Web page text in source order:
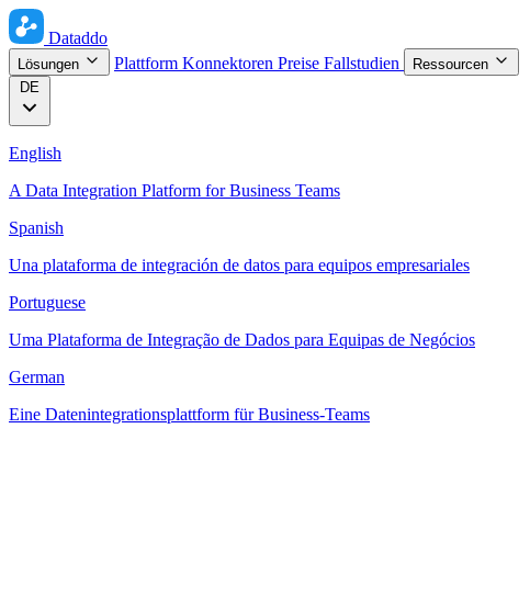
Dataddo
Lösungen Plattform Konnektoren Preise Fallstudien
Ressourcen
DE
English
A Data Integration Platform for Business Teams
Spanish
Una plataforma de integración de datos para equipos empresariales
Portuguese
Uma Plataforma de Integração de Dados para Equipas de Negócios
German
Eine Datenintegrationsplattform für Business-Teams